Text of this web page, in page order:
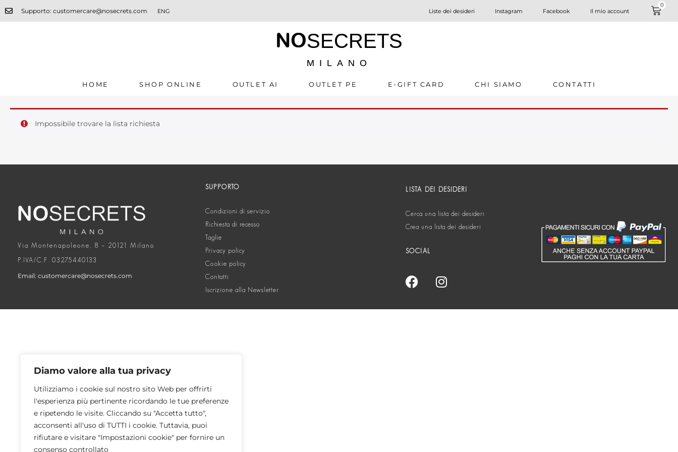
Diamo valore alla tua privacy
Utilizziamo i cookie sul nostro sito Web per offrirti
l'esperienza più pertinente ricordando le tue preferenze
e ripetendo le visite. Cliccando su "Accetta tutto",
acconsenti all'uso di TUTTI i cookie. Tuttavia, puoi
rifiutare e visitare "Impostazioni cookie" per fornire un
consenso controllato
Supporto: customercare@nosecrets.com ENG Liste dei desideri Instagram Facebook Il mio account
0
NOSECRETS
MILANO
HOME SHOP ONLINE OUTLET AI OUTLET PE E-GIFT CARD CHI SIAMO CONTATTI
Impossibile trovare la lista richiesta
Via Montenapoleone, 8 – 20121 Milano
P.IVA/C.F. 03275440133
Email: customercare@nosecrets.com
SUPPORTO
Condizioni di servizio
Richiesta di recesso
Taglie
Privacy policy
Cookie policy
Contatti
Iscrizione alla Newsletter
LISTA DEI DESIDERI
Cerca una lista dei desideri
Crea una lista dei desideri
SOCIAL